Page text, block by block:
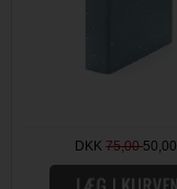
DKK75,0050,00